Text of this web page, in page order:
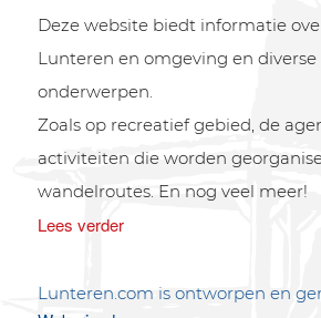
Deze website biedt informatie
Lunteren en omgeving en
onderwerpen.
Zoals op recreatief gebied, de
activiteiten die worden
wandelroutes. En nog veel meer!
Lees verder
Lunteren.com is ontworpen en